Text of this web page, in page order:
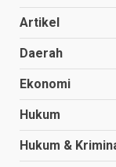
Artikel
Daerah
Ekonomi
Hukum
Hukum &